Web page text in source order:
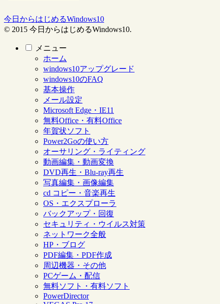
今日からはじめるWindows10
© 2015 今日からはじめるWindows10.
メニュー
ホーム
windows10アップグレード
windows10のFAQ
基本操作
メール設定
Microsoft Edge・IE11
無料Office・有料Office
年賀状ソフト
Power2Goの使い方
オーサリング・ライティング
動画編集・動画変換
DVD再生・Blu-ray再生
写真編集・画像編集
cd コピー・音楽再生
OS・エクスプローラ
バックアップ・回復
セキュリティ・ウイルス対策
ネットワーク全般
HP・ブログ
PDF編集・PDF作成
周辺機器・その他
PCゲーム・配信
無料ソフト・有料ソフト
PowerDirector